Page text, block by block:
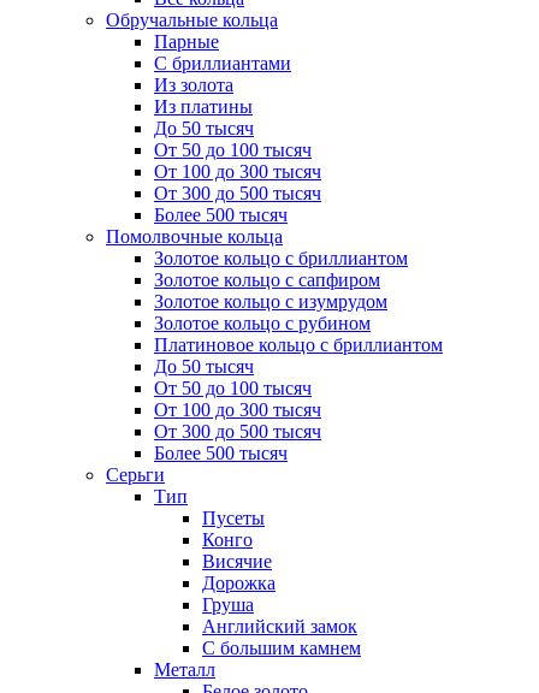
Обручальные кольца
Парные
С бриллиантами
Из золота
Из платины
До 50 тысяч
От 50 до 100 тысяч
От 100 до 300 тысяч
От 300 до 500 тысяч
Более 500 тысяч
Помолвочные кольца
Золотое кольцо с бриллиантом
Золотое кольцо с сапфиром
Золотое кольцо с изумрудом
Золотое кольцо с рубином
Платиновое кольцо с бриллиантом
До 50 тысяч
От 50 до 100 тысяч
От 100 до 300 тысяч
От 300 до 500 тысяч
Более 500 тысяч
Серьги
Тип
Пусеты
Конго
Висячие
Дорожка
Груша
Английский замок
С большим камнем
Металл